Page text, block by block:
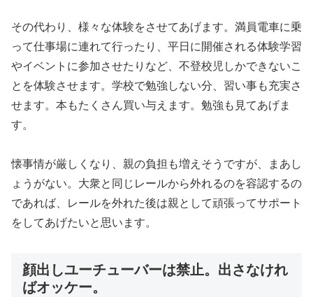
その代わり、様々な体験をさせてあげます。満員電車に乗
って仕事場に連れて行ったり、平日に開催される体験学習
やイベントに参加させたりなど、不登校児しかできないこ
とを体験させます。学校で勉強しない分、習い事も充実さ
せます。本もたくさん買い与えます。勉強も見てあげま
す。
懐事情が厳しくなり、親の負担も増えそうですが、まあし
ょうがない。大衆と同じレールから外れるのを容認するの
であれば、レールを外れた後は親として頑張ってサポート
をしてあげたいと思います。
顔出しユーチューバーは禁止。出さなけれ
ばオッケー。